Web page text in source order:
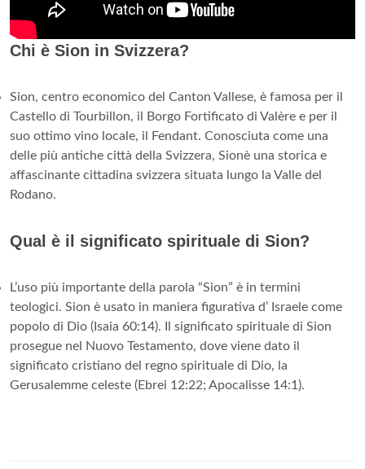
Chi è Sion in Svizzera?
Sion, centro economico del Canton Vallese, è famosa per il
Castello di Tourbillon, il Borgo Fortificato di Valère e per il
suo ottimo vino locale, il Fendant. Conosciuta come una
delle più antiche città della Svizzera, Sionè una storica e
affascinante cittadina svizzera situata lungo la Valle del
Rodano.
Qual è il significato spirituale di Sion?
L’uso più importante della parola “Sion” è in termini
teologici. Sion è usato in maniera figurativa d’ Israele come
popolo di Dio (Isaia 60:14). Il significato spirituale di Sion
prosegue nel Nuovo Testamento, dove viene dato il
significato cristiano del regno spirituale di Dio, la
Gerusalemme celeste (Ebrei 12:22; Apocalisse 14:1).